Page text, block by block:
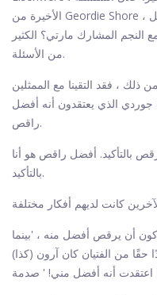
الأخيرة من Geordie Shore ، هل سينقل Maaron علاقتهما إلى المرحلة
النجم المشارك مارتي؟ الكثير
من الأسئلة.
ذلك ، فقد التقينا مع الممثلين
الذي يعتقدون أنه أفضل
راقص.
بالتأكيد. أفضل راقص هو أنا
بالتأكيد.
أن يرقص أفضل منه ، 'بينما
من الفتيان كان آرون (كذا)